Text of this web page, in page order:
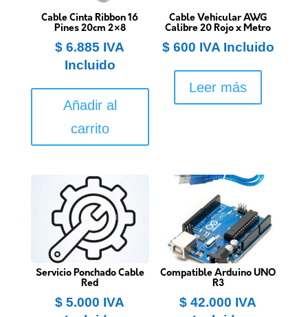
Cable Cinta Ribbon 16
Pines 20cm 2×8
$ 6.885 IVA
Incluido
Añadir al
carrito
Cable Vehicular AWG
Calibre 20 Rojo x Metro
$600 IVA Incluido
Leer más
Servicio Ponchado Cable
Red
$ 5.000 IVA
Compatible Arduino UNO
R3
$ 42.000 IVA